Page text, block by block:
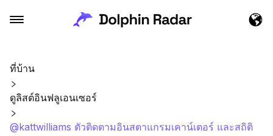
ที่บ้าน
ดูลิสต์อินฟลูเอนเซอร์
@kattwilliams ตัวติดตามอินสตาแกรมเคาน์เตอร์ และสถิติ